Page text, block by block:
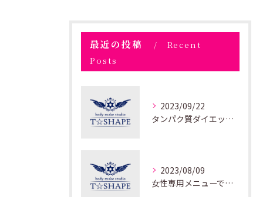
最近の投稿
Recent
Posts
2023/09/22
タンパク質ダイエット成功の秘訣をパーソナルジム専門家が解説
2023/08/09
女性専用メニューで効果抜群！最適なトレーニングプログラム提供